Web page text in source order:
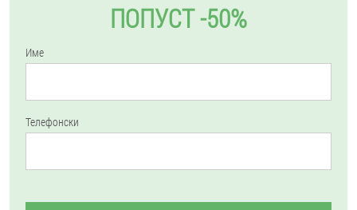
ПОПУСТ -50%
Име
Телефонски